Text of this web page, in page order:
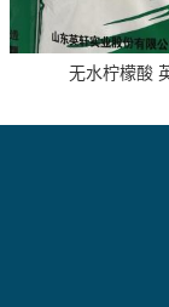
无水柠檬酸